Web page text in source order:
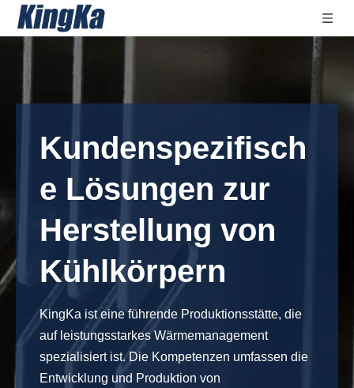
Kundenspezifisch
e Lösungen zur
Herstellung von
Kühlkörpern
KingKa ist eine führende Produktionsstätte, die
auf leistungsstarkes Wärmemanagement
spezialisiert ist. Die Kompetenzen umfassen die
Entwicklung und Produktion von